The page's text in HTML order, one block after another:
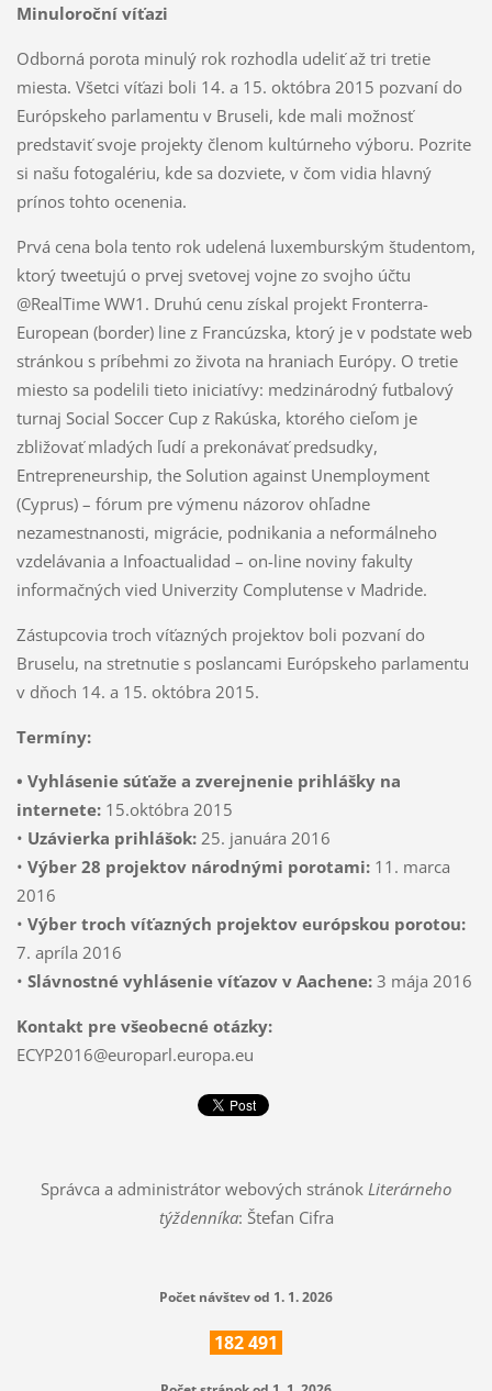
Minuloroční víťazi
Odborná porota minulý rok rozhodla udeliť až tri tretie
miesta. Všetci víťazi boli 14. a 15. októbra 2015 pozvaní do
Európskeho parlamentu v Bruseli, kde mali možnosť
predstaviť svoje projekty členom kultúrneho výboru. Pozrite
si našu fotogalériu, kde sa dozviete, v čom vidia hlavný
prínos tohto ocenenia.
Prvá cena bola tento rok udelená luxemburským študentom,
ktorý tweetujú o prvej svetovej vojne zo svojho účtu
@RealTime WW1. Druhú cenu získal projekt Fronterra-
European (border) line z Francúzska, ktorý je v podstate web
stránkou s príbehmi zo života na hraniach Európy. O tretie
miesto sa podelili tieto iniciatívy: medzinárodný futbalový
turnaj Social Soccer Cup z Rakúska, ktorého cieľom je
zbližovať mladých ľudí a prekonávať predsudky,
Entrepreneurship, the Solution against Unemployment
(Cyprus) – fórum pre výmenu názorov ohľadne
nezamestnanosti, migrácie, podnikania a neformálneho
vzdelávania a Infoactualidad – on-line noviny fakulty
informačných vied Univerzity Complutense v Madride.
Zástupcovia troch víťazných projektov boli pozvaní do
Bruselu, na stretnutie s poslancami Európskeho parlamentu
v dňoch 14. a 15. októbra 2015.
Termíny:
• Vyhlásenie súťaže a zverejnenie prihlášky na
internete:15.októbra 2015
• Uzávierka prihlášok:25. januára 2016
• Výber 28 projektov národnými porotami:11. marca
2016
• Výber troch víťazných projektov európskou porotou:
7. apríla 2016
• Slávnostné vyhlásenie víťazov v Aachene:3 mája 2016
Kontakt pre všeobecné otázky:
ECYP2016@europarl.europa.eu
Správca a administrátor webových stránok Literárneho
týždenníka: Štefan Cifra
Počet návštev od 1. 1. 2026
182491